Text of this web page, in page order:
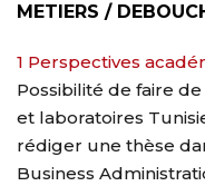
METIERS /
1 Perspectives
Possibilité de faire
et laboratoires
rédiger une thèse
Business